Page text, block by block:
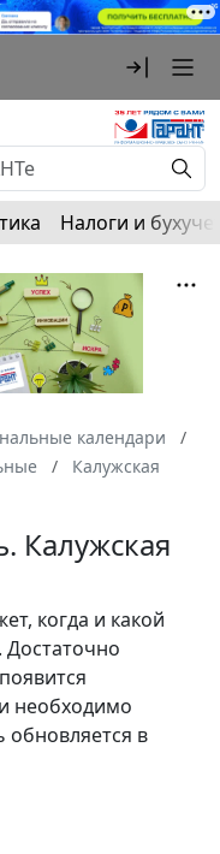
Налоги и
календари
Калужская
Калужская
когда и какой
необходимо
обновляется в